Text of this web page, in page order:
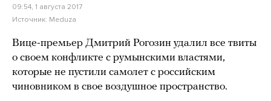
09:54, 1 августа 2017
Источник: Meduza
Вице-премьер Дмитрий Рогозин удалил все твиты
о своем конфликте с румынскими властями,
которые не пустили самолет с российским
чиновником в свое воздушное пространство.